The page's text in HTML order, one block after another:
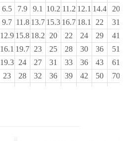
6.5 7.9 9.1 10.2 11.2 12.1 14.4
20
9.7 11.8 13.7 15.3 16.7 18.1 22
31
12.9 15.8 18.2 20 22 24 29
41
16.1 19.7 23 25 28 30 36
51
19.3 24 27 31 33 36 43
61
23 28 32 36 39 42 50
70